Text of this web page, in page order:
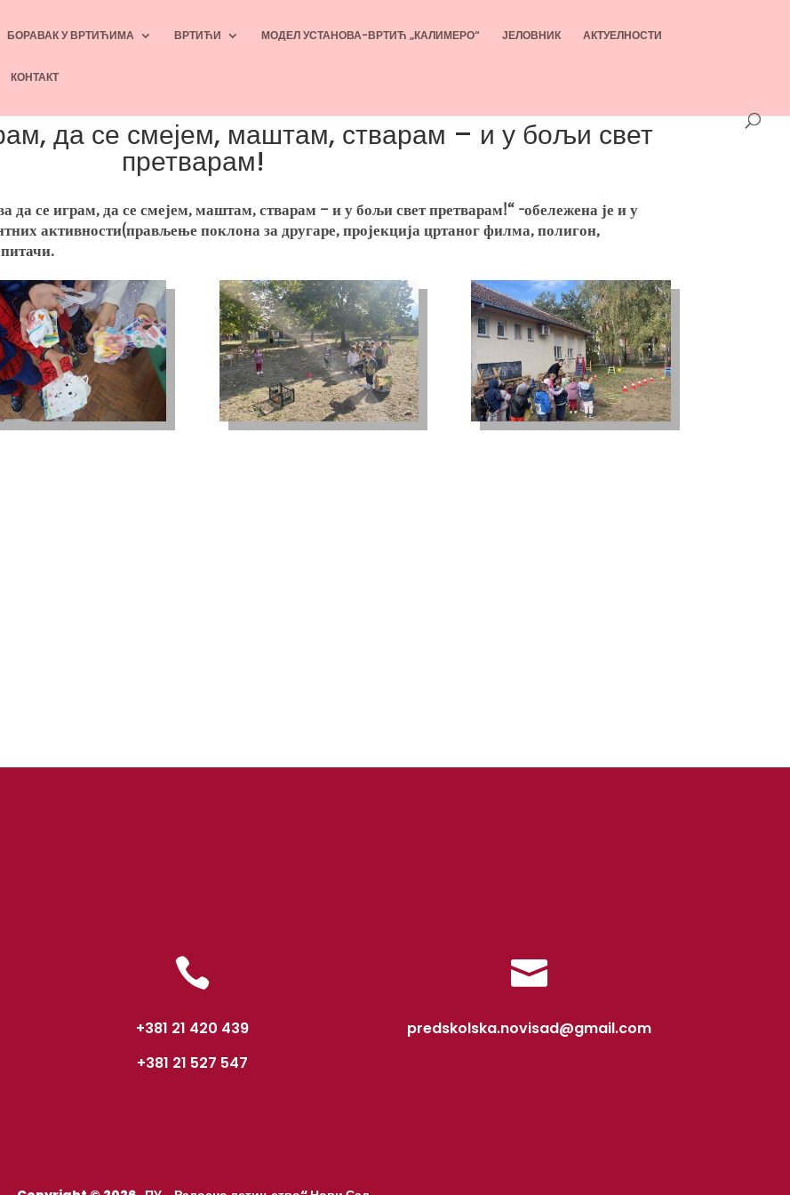
БОРАВАК У ВРТИЋИМА ВРТИЋИ МОДЕЛ УСТАНОВА-ВРТИЋ „КАЛИМЕРО“ ЈЕЛОВНИК АКТУЕЛНОСТИ
КОНТАКТ
да се смејем, маштам, стварам – и у бољи свет
претварам!
се играм, да се смејем, маштам, стварам – и у бољи свет претварам!“ -обележена је и у
активности(прављење поклона за другаре, пројекција цртаног филма, полигон,

+381 21 420 439
+381 21 527 547

predskolska.novisad@gmail.com